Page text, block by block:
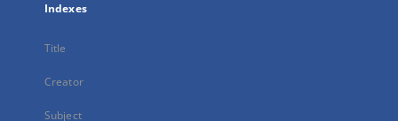
Indexes
Title
Creator
Subject